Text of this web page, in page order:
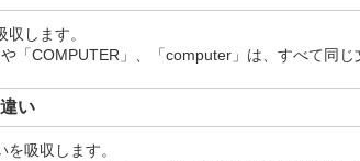
します。
「COMPUTER」、「computer」は、すべて同じ
い
吸収します。